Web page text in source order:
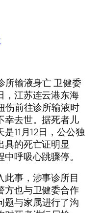
输液身亡 卫健委
，江苏连云港东海
伤前往诊所输液时
幸去世。据死者儿
11月12日，公公独
具的死亡证明显
呼吸心跳骤停。
事，涉事诊所目
方也与卫健委合作
题与家属进行了沟